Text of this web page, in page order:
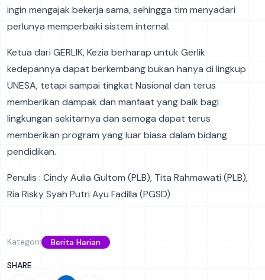
ingin mengajak bekerja sama, sehingga tim menyadari
perlunya memperbaiki sistem internal.
Ketua dari GERLIK, Kezia berharap untuk Gerlik
kedepannya dapat berkembang bukan hanya di lingkup
UNESA, tetapi sampai tingkat Nasional dan terus
memberikan dampak dan manfaat yang baik bagi
lingkungan sekitarnya dan semoga dapat terus
memberikan program yang luar biasa dalam bidang
pendidikan.
Penulis : Cindy Aulia Gultom (PLB), Tita Rahmawati (PLB),
Ria Risky Syah Putri Ayu Fadilla (PGSD)
Kategori: Berita Harian
SHARE